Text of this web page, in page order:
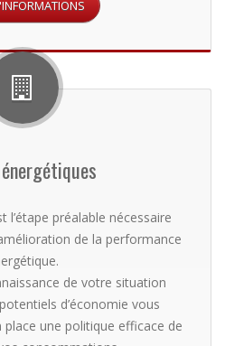
l’étape préalable nécessaire
de la performance
de votre situation
d’économie vous
une politique efficace de